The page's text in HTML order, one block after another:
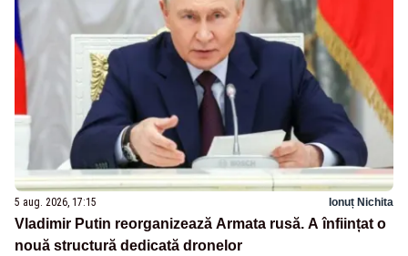
5 aug. 2026, 17:15 Ionuț Nichita
Vladimir Putin reorganizează Armata rusă. A înființat o
nouă structură dedicată dronelor